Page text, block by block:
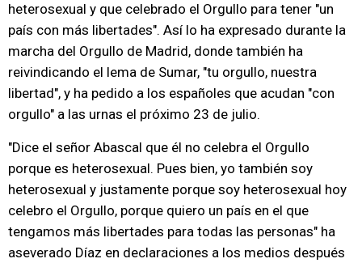
heterosexual y que celebrado el Orgullo para tener "un
país con más libertades". Así lo ha expresado durante la
marcha del Orgullo de Madrid, donde también ha
reivindicando el lema de Sumar, "tu orgullo, nuestra
libertad", y ha pedido a los españoles que acudan "con
orgullo" a las urnas el próximo 23 de julio.
"Dice el señor Abascal que él no celebra el Orgullo
porque es heterosexual. Pues bien, yo también soy
heterosexual y justamente porque soy heterosexual hoy
celebro el Orgullo, porque quiero un país en el que
tengamos más libertades para todas las personas" ha
aseverado Díaz en declaraciones a los medios después